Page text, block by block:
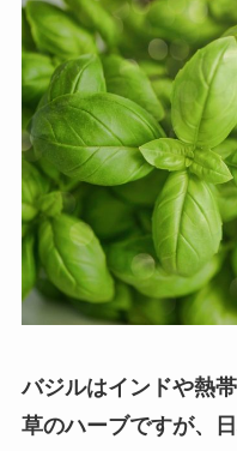
バジルはインドや熱
草のハーブですが、